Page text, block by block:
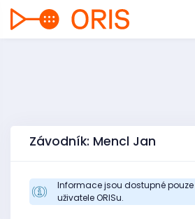
Závodník: Mencl Jan
Informace jsou dostupné
uživatele ORISu.